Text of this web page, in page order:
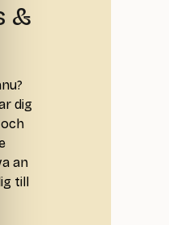
&
dig
an
till